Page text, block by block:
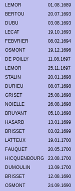
LEMOR 01.08.1689
BERTOU 20.07.1693
DUBU 03.08.1693
LECAT 19.10.1693
FEBVRIER 08.02.1694
OSMONT 19.12.1696
DE POILLY 11.08.1697
LEMOR 25.11.1697
STALIN 20.01.1698
DURIEU 08.07.1698
GRISET 25.08.1698
NOIELLE 26.08.1698
BRUYANT 05.10.1698
HASARD 13.01.1699
BRISSET 03.02.1699
LATTEUX 19.01.1700
FAUQUET 20.05.1700
HICQUENBOURG 23.08.1700
DUMOULIN 13.09.1700
BRISSET 12.08.1690
OSMONT 24.09.1690